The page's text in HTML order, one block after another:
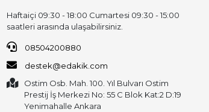
Haftaiçi 09:30 - 18:00 Cumartesi 09:30 - 15:00
saatleri arasında ulaşabilirsiniz.
08504200880
destek@edakik.com
Ostim Osb. Mah. 100. Yıl Bulvarı Ostim
Prestij İş Merkezi No: 55 C Blok Kat:2 D:19
Yenimahalle Ankara